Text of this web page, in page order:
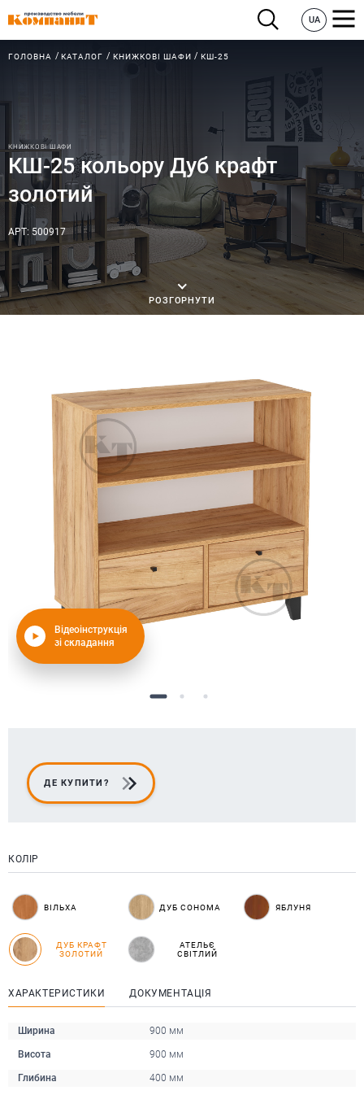
UA
ГОЛОВНА КАТАЛОГ КНИЖКОВІ ШАФИ КШ-25
КНИЖКОВІ ШАФИ
КШ-25 кольору Дуб крафт
золотий
АРТ: 500917
РОЗГОРНУТИ
Відеоінструкція
зі складання
ДЕ КУПИТИ?
КОЛІР
ВІЛЬХА ДУБ СОНОМА ЯБЛУНЯ
ДУБ КРАФТ
ЗОЛОТИЙ
АТЕЛЬЄ
СВІТЛИЙ
ХАРАКТЕРИСТИКИ ДОКУМЕНТАЦІЯ
Ширина 900 мм
Висота 900 мм
Глибина 400 мм